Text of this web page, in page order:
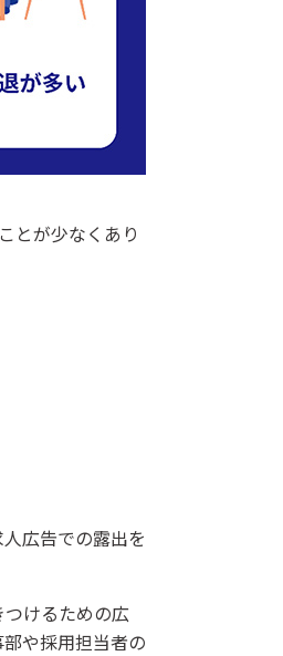
とが少なくあり
広告での露出を
けるための広
や採用担当者の